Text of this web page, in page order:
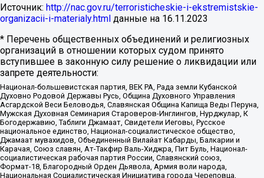
Источник: http://nac.gov.ru/terroristicheskie-i-ekstremistskie-
organizacii-i-materialy.html данные на 16.11.2023
* Перечень общественных объединений и религиозных
организаций в отношении которых судом принято
вступившее в законную силу решение о ликвидации или
запрете деятельности:
Национал-большевистская партия, ВЕК РА, Рада земли Кубанской
Духовно Родовой Державы Русь, Община Духовного Управления
Асгардской Веси Беловодья, Славянская Община Капища Веды Перуна,
Мужская Духовная Семинария Староверов-Инглингов, Нурджулар, К
Богодержавию, Таблиги Джамаат, Свидетели Иеговы, Русское
национальное единство, Национал-социалистическое общество,
Джамаат мувахидов, Объединенный Вилайат Кабарды, Балкарии и
Карачая, Союз славян, Ат-Такфир Валь-Хиджра, Пит Буль, Национал-
социалистическая рабочая партия России, Славянский союз,
Формат-18, Благородный Орден Дьявола, Армия воли народа,
Национальная Социалистическая Инициатива города Череповца,